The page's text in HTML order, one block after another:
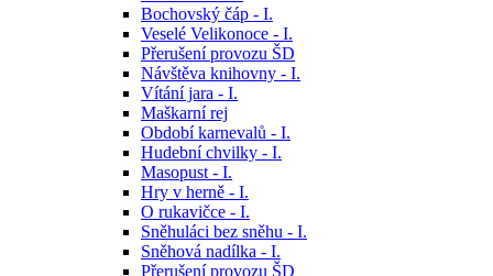
Bochovský čáp - I.
Veselé Velikonoce - I.
Přerušení provozu ŠD
Návštěva knihovny - I.
Vítání jara - I.
Maškarní rej
Období karnevalů - I.
Hudební chvilky - I.
Masopust - I.
Hry v herně - I.
O rukavičce - I.
Sněhuláci bez sněhu - I.
Sněhová nadílka - I.
Přerušení provozu ŠD